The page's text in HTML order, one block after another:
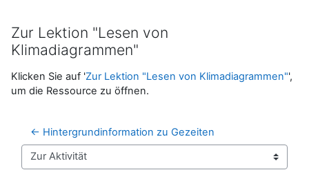
Zur Lektion "Lesen von
Klimadiagrammen"
Abschlussbedingungen
Klicken Sie auf 'Zur Lektion "Lesen von Klimadiagrammen"',
um die Ressource zu öffnen.
← Hintergrundinformation zu Gezeiten
Zur Aktivität